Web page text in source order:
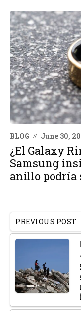
BLOG June 30,
¿El Galaxy
Samsung
anillo podría
PREVIOUS POST